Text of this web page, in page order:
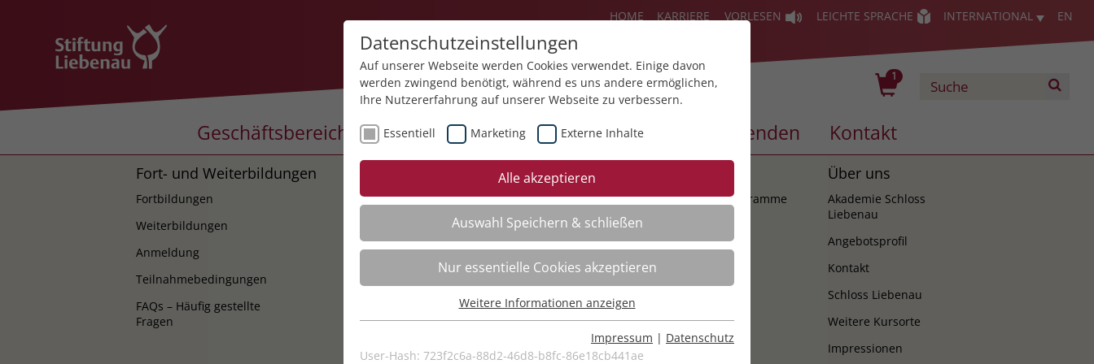
HOME KARRIERE VORLESEN LEICHTE SPRACHE INTERNATIONAL EN
Geschäftsbereiche Über uns Aktuelles Akademie Spenden Kontakt
1
Fort- und Weiterbildungen
Fortbildungen
Weiterbildungen
Anmeldung
Teilnahmebedingungen
FAQs – Häufig gestellte
Fragen
Kursempfehlungen
Beratung
Supervision
Coaching
Mediation
Organisationsentwicklung
Bildungsberatung
Moderation
Bildungsprogramme
Über uns
Akademie Schloss
Liebenau
Angebotsprofil
Kontakt
Schloss Liebenau
Weitere Kursorte
Impressionen
Datenschutzeinstellungen
Auf unserer Webseite werden Cookies verwendet. Einige davon
werden zwingend benötigt, während es uns andere ermöglichen,
Ihre Nutzererfahrung auf unserer Webseite zu verbessern.
Essentiell Marketing Externe Inhalte
Alle akzeptieren
Auswahl Speichern & schließen
Nur essentielle Cookies akzeptieren
Essentielle Cookies werden für grundlegende Funktionen der
Webseite benötigt. Dadurch ist gewährleistet, dass die Webseite
Weitere Informationen anzeigen
Impressum | Datenschutz
User-Hash: 723f2c6a-88d2-46d8-b8fc-86e18cb441ae